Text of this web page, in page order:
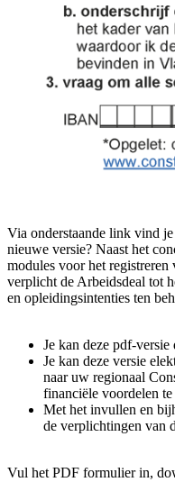
Via onderstaande link vind
nieuwe versie? Naast het
modules voor het registreren
verplicht de Arbeidsdeal tot
en opleidingsintenties ten
Je kan deze pdf-
Je kan deze versie
naar uw regionaal
financiële voordelen te
Met het invullen en
de verplichtingen van
Vul het PDF formulier in,